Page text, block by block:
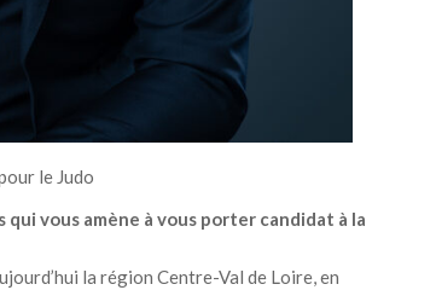
le Judo
vous amène à vous porter candidat à la
la région Centre-Val de Loire, en